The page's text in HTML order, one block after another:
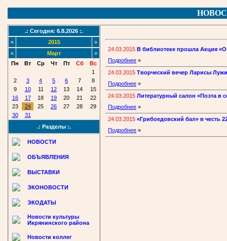
.: Сегодня: 6.8.2026 :.
«
2015
»
«
Март
»
Пн
Вт Ср Чт Пт Сб
Вс
1
2
3 4 5 6 7
8
9
10 11 12 13 14
15
16
17 18 19 20 21
22
23
24 25 26 27 28
29
30
31
.: Разделы :.
НОВОСТИ
ОБЪЯВЛЕНИЯ
ВЫСТАВКИ
ЭКОНОВОСТИ
ЭКОДАТЫ
Новости культуры
Икрянинского района
Новости коллег
24.03.2015 В библиотеке прошла Акция
Подробнее »
24.03.2015 Творческий вечер Ларисы
Подробнее »
24.03.2015 Литературный салон «Поэта в
Подробнее »
24.03.2015 «Грибоедовский бал» в честь
Подробнее »